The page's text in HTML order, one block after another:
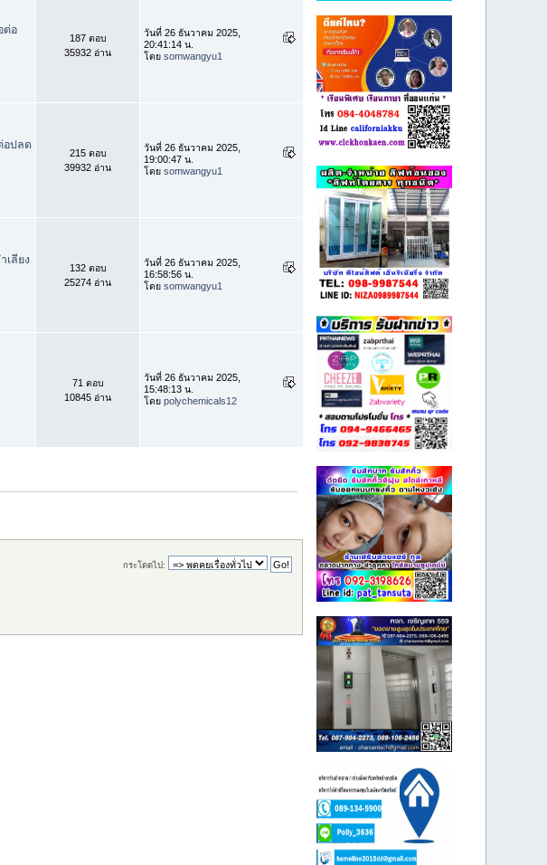
ต่อ
187 ตอบ
35932 อ่าน
วันที่ 26 ธันวาคม 2025,
20:41:14 น.
โดยsomwangyu1
อปลด
215 ตอบ
39932 อ่าน
วันที่ 26 ธันวาคม 2025,
19:00:47 น.
โดยsomwangyu1
เลียง
132 ตอบ
25274 อ่าน
วันที่ 26 ธันวาคม 2025,
16:58:56 น.
โดยsomwangyu1
71 ตอบ
10845 อ่าน
วันที่ 26 ธันวาคม 2025,
15:48:13 น.
โดยpolychemicals12
กระโดดไป: